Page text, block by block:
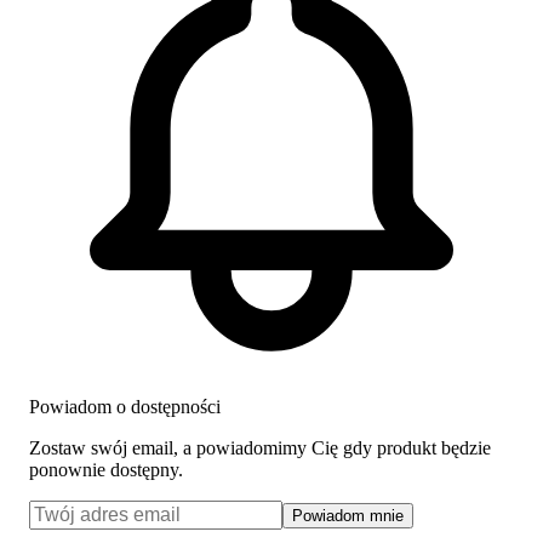
Powiadom o dostępności
Zostaw swój email, a powiadomimy Cię gdy produkt będzie
ponownie dostępny.
Powiadom mnie